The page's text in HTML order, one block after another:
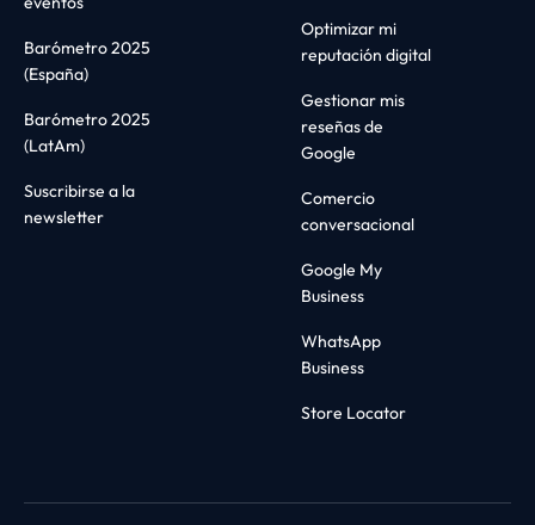
Barómetro 2025
(España)
Barómetro 2025
(LatAm)
Suscribirse a la
newsletter
Optimizar mi
reputación digital
Gestionar mis
reseñas de
Google
Comercio
conversacional
Google My
Business
WhatsApp
Business
Store Locator